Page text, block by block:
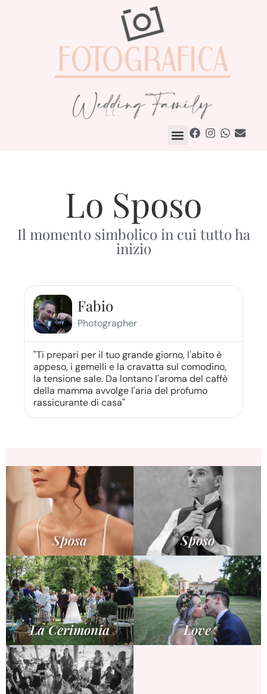
Lo Sposo
Il momento simbolico in cui tutto ha
inizio
Fabio
Photographer
"Ti prepari per il tuo grande giorno, l'abito è
appeso, i gemelli e la cravatta sul comodino,
la tensione sale. Da lontano l'aroma del caffè
della mamma avvolge l'aria del profumo
rassicurante di casa"
Sposa Sposo
La Cerimonia Love